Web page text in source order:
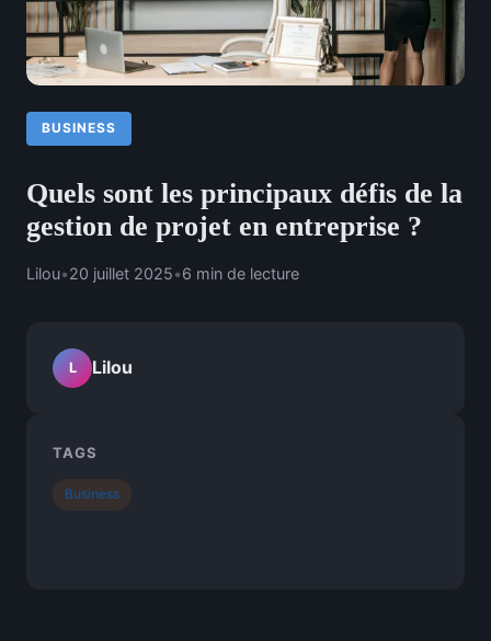
BUSINESS
Quels sont les principaux défis de la
gestion de projet en entreprise ?
Lilou•20 juillet 2025•6 min de lecture
L Lilou
TAGS
Business